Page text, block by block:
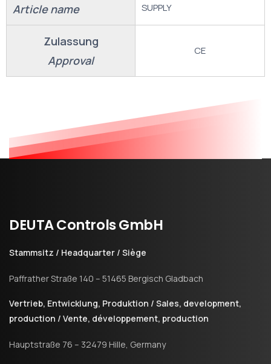
Article name
SUPPLY
Zulassung
Approval
CE
DEUTAControlsGmbH
Stammsitz / Headquarter / Siège
Paffrather Straße 140 – 51465 Bergisch Gladbach
Vertrieb, Entwicklung, Produktion / Sales, development,
production / Vente, développement, production
Hauptstraße 76 – 32479 Hille, Germany